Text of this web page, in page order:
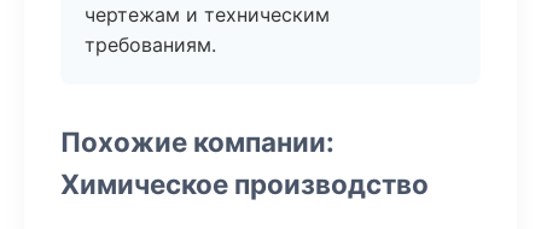
чертежам и техническим
требованиям.
Похожие компании:
Химическое производство